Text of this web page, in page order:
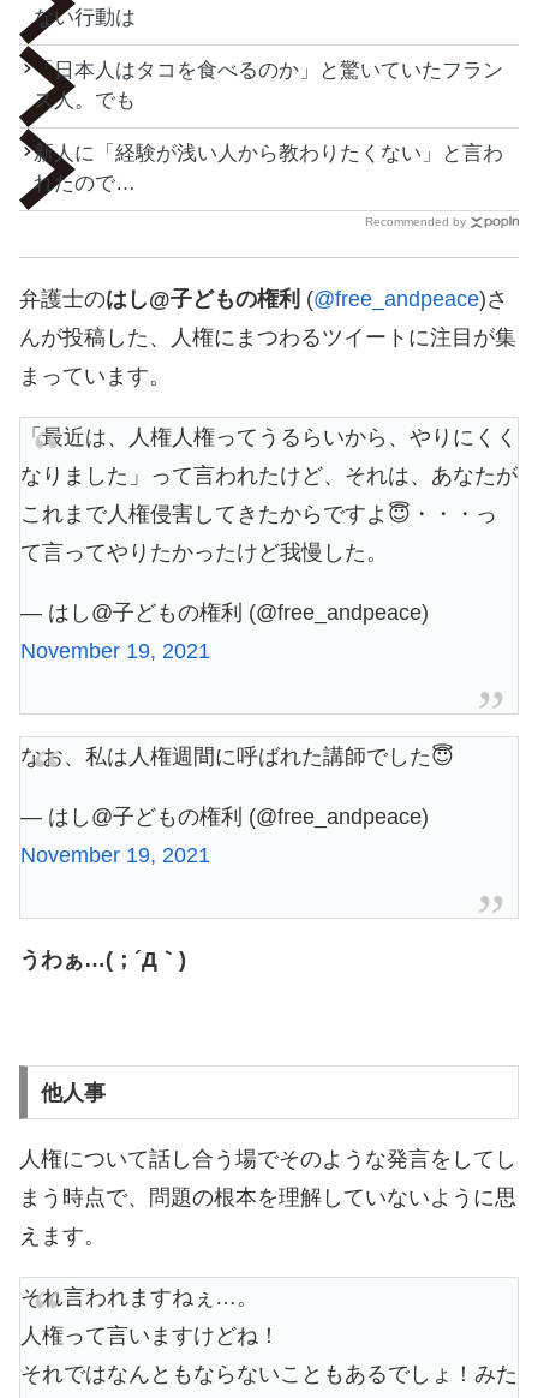
ない行動は
「日本人はタコを食べるのか」と驚いていたフラン
ス人。でも
新人に「経験が浅い人から教わりたくない」と言わ
れたので…
Recommended by
弁護士のはし@子どもの権利 (@free_andpeace)さ
んが投稿した、人権にまつわるツイートに注目が集
まっています。
「最近は、人権人権ってうるらいから、やりにくく
なりました」って言われたけど、それは、あなたが
これまで人権侵害してきたからですよ😇・・・っ
て言ってやりたかったけど我慢した。
— はし@子どもの権利 (@free_andpeace)
November 19, 2021
なお、私は人権週間に呼ばれた講師でした😇
— はし@子どもの権利 (@free_andpeace)
November 19, 2021
うわぁ…(；´Д｀)
他人事
人権について話し合う場でそのような発言をしてし
まう時点で、問題の根本を理解していないように思
えます。
それ言われますねぇ…。
人権って言いますけどね！
それではなんともならないこともあるでしょ！みた